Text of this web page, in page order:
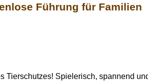
Führung für Familien
Tierschutzes! Spielerisch, spannend